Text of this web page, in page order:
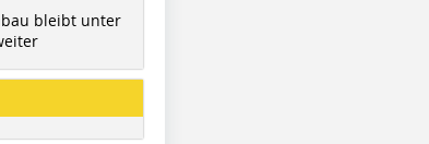
bleibt unter